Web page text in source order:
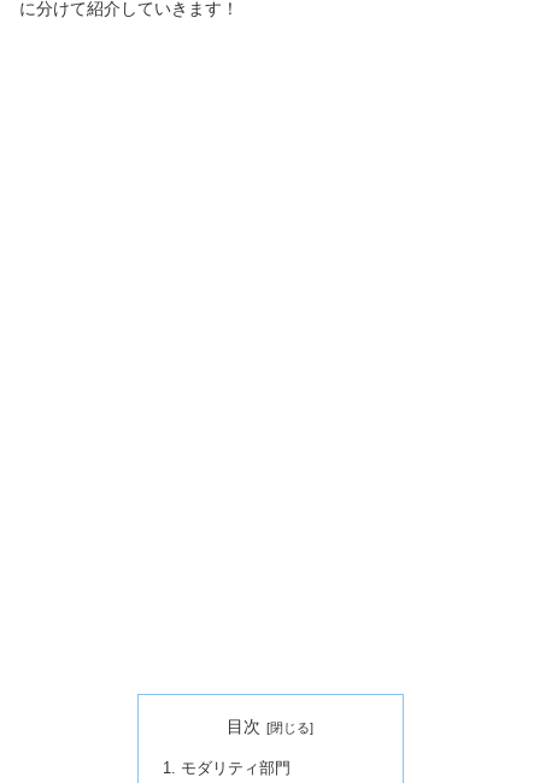
に分けて紹介していきます！
目次
モダリティ部門